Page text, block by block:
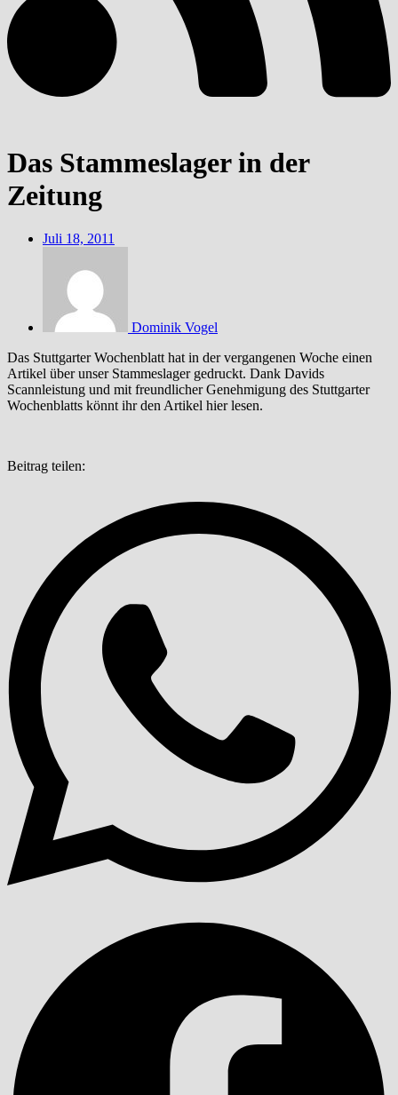
Das Stammeslager in der
Zeitung
Juli 18, 2011
Dominik Vogel
Das Stuttgarter Wochenblatt hat in der vergangenen Woche einen
Artikel über unser Stammeslager gedruckt. Dank Davids
Scannleistung und mit freundlicher Genehmigung des Stuttgarter
Wochenblatts könnt ihr den Artikel hier lesen.
Beitrag teilen: